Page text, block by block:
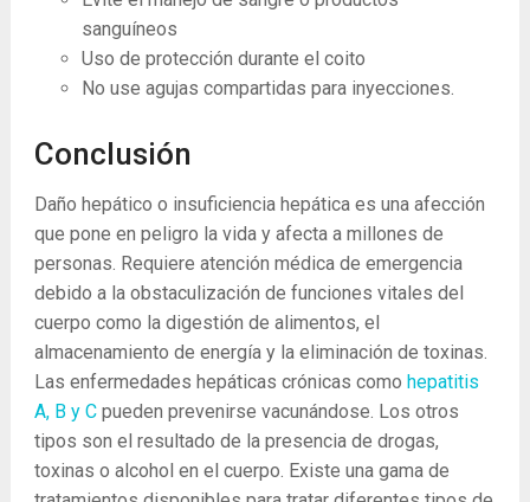
sanguíneos
Uso de protección durante el coito
No use agujas compartidas para inyecciones.
Conclusión
Daño hepático o insuficiencia hepática es una afección
que pone en peligro la vida y afecta a millones de
personas. Requiere atención médica de emergencia
debido a la obstaculización de funciones vitales del
cuerpo como la digestión de alimentos, el
almacenamiento de energía y la eliminación de toxinas.
Las enfermedades hepáticas crónicas como hepatitis
A, B y C pueden prevenirse vacunándose. Los otros
tipos son el resultado de la presencia de drogas,
toxinas o alcohol en el cuerpo. Existe una gama de